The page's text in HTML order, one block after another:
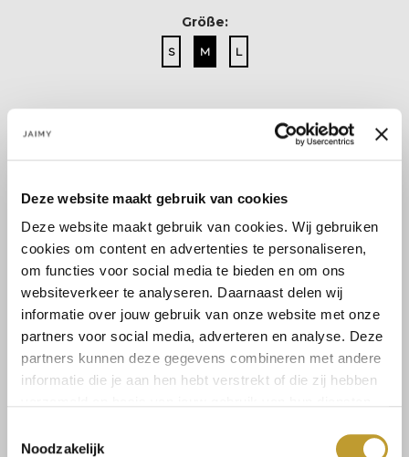
Deze website maakt gebruik van cookies
Deze website maakt gebruik van cookies. Wij gebruiken
cookies om content en advertenties te personaliseren,
om functies voor social media te bieden en om ons
websiteverkeer te analyseren. Daarnaast delen wij
informatie over jouw gebruik van onze website met onze
partners voor social media, adverteren en analyse. Deze
partners kunnen deze gegevens combineren met andere
informatie die je aan hen hebt verstrekt of die zij hebben
Noodzakelijk
Größe:
S M L
Size guide
Versandkosten und
Rücksendungen
Mit Vertrauen sicher kaufen
Schnelle Lieferung